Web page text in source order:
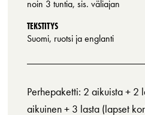
noin 3 tuntia, sis. väliajan
TEKSTITYS
Suomi, ruotsi ja englanti
Perhepaketti: 2 aikuista + 2
aikuinen + 3 lasta (lapset